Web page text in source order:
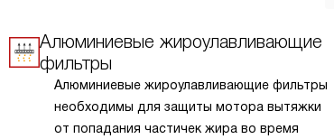
Алюминиевые жироулавливающие
фильтры
Алюминиевые жироулавливающие фильтры
необходимы для защиты мотора вытяжки
от попадания частичек жира во время